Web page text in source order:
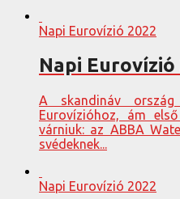
Napi Eurovízió 2022
Napi Eurovízió
A skandináv
Eurovízióhoz, ám
várniuk: az ABBA
svédeknek...
Napi Eurovízió 2022